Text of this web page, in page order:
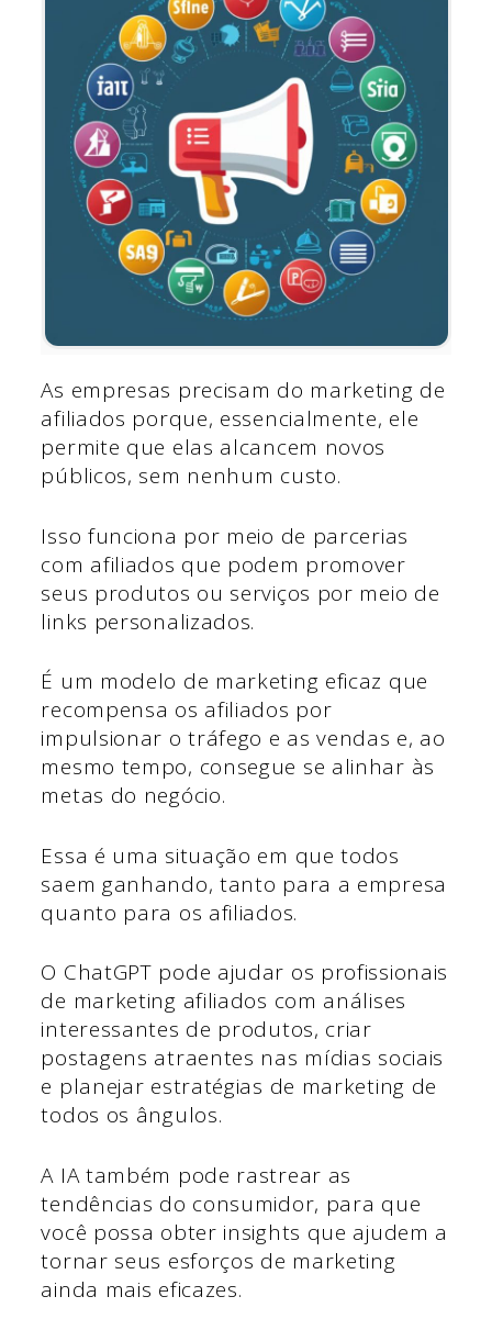
As empresas precisam do marketing de
afiliados porque, essencialmente, ele
permite que elas alcancem novos
públicos, sem nenhum custo.
Isso funciona por meio de parcerias
com afiliados que podem promover
seus produtos ou serviços por meio de
links personalizados.
É um modelo de marketing eficaz que
recompensa os afiliados por
impulsionar o tráfego e as vendas e, ao
mesmo tempo, consegue se alinhar às
metas do negócio.
Essa é uma situação em que todos
saem ganhando, tanto para a empresa
quanto para os afiliados.
O ChatGPT pode ajudar os profissionais
de marketing afiliados com análises
interessantes de produtos, criar
postagens atraentes nas mídias sociais
e planejar estratégias de marketing de
todos os ângulos.
A IA também pode rastrear as
tendências do consumidor, para que
você possa obter insights que ajudem a
tornar seus esforços de marketing
ainda mais eficazes.